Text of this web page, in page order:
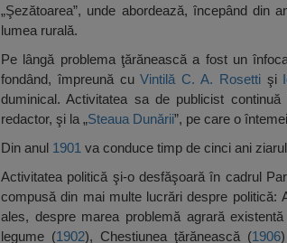
„Şezătoarea”, unde abordează, începând din
lumea rurală.
Pe lângă problema ţărănească a fost un
fondând, împreună cuVintilă C. A. Rosettişi
duminical. Activitatea sa de publicist
redactor, şi la „Steaua Dunării”, pe care o
Din anul 1901 va conduce timp de cinci ani ziarul
Activitatea politică şi-o desfăşoară în cadrul
compusă din mai multe lucrări despre politică:
ales, despre marea problemă agrară
legume (1902), Chestiunea ţărănească (1906